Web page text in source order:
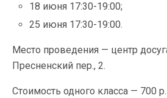
18 июня 17:30-19:00;
25 июня 17:30-19:00.
Место проведения — центр
Пресненский пер., 2.
Стоимость одного класса — 700 р.